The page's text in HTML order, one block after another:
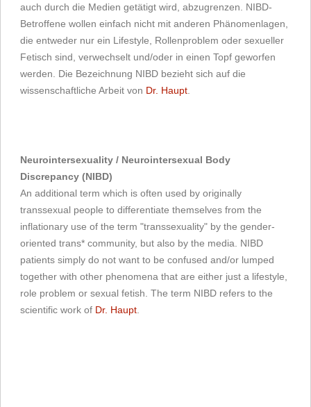
auch durch die Medien getätigt wird, abzugrenzen. NIBD-
Betroffene wollen einfach nicht mit anderen Phänomenlagen,
die entweder nur ein Lifestyle, Rollenproblem oder sexueller
Fetisch sind, verwechselt und/oder in einen Topf geworfen
werden. Die Bezeichnung NIBD bezieht sich auf die
wissenschaftliche Arbeit von Dr. Haupt
Neurointersexuality / Neurointersexual Body
Discrepancy (NIBD)
An additional term which is often used by originally
transsexual people to differentiate themselves from the
inflationary use of the term "transsexuality" by the gender-
oriented trans* community, but also by the media. NIBD
patients simply do not want to be confused and/or lumped
together with other phenomena that are either just a lifestyle,
role problem or sexual fetish. The term NIBD refers to the
scientific work of Dr. Haupt